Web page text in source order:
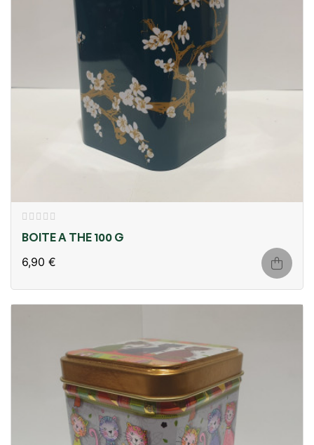
BOITE A THE 100 G
6,90 €